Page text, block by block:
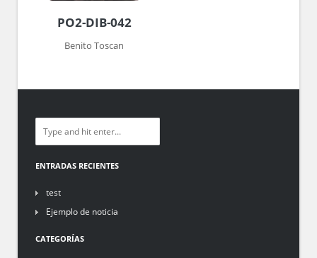
PO2-DIB-042
Benito Toscan
ENTRADAS RECIENTES
test
Ejemplo de noticia
CATEGORÍAS